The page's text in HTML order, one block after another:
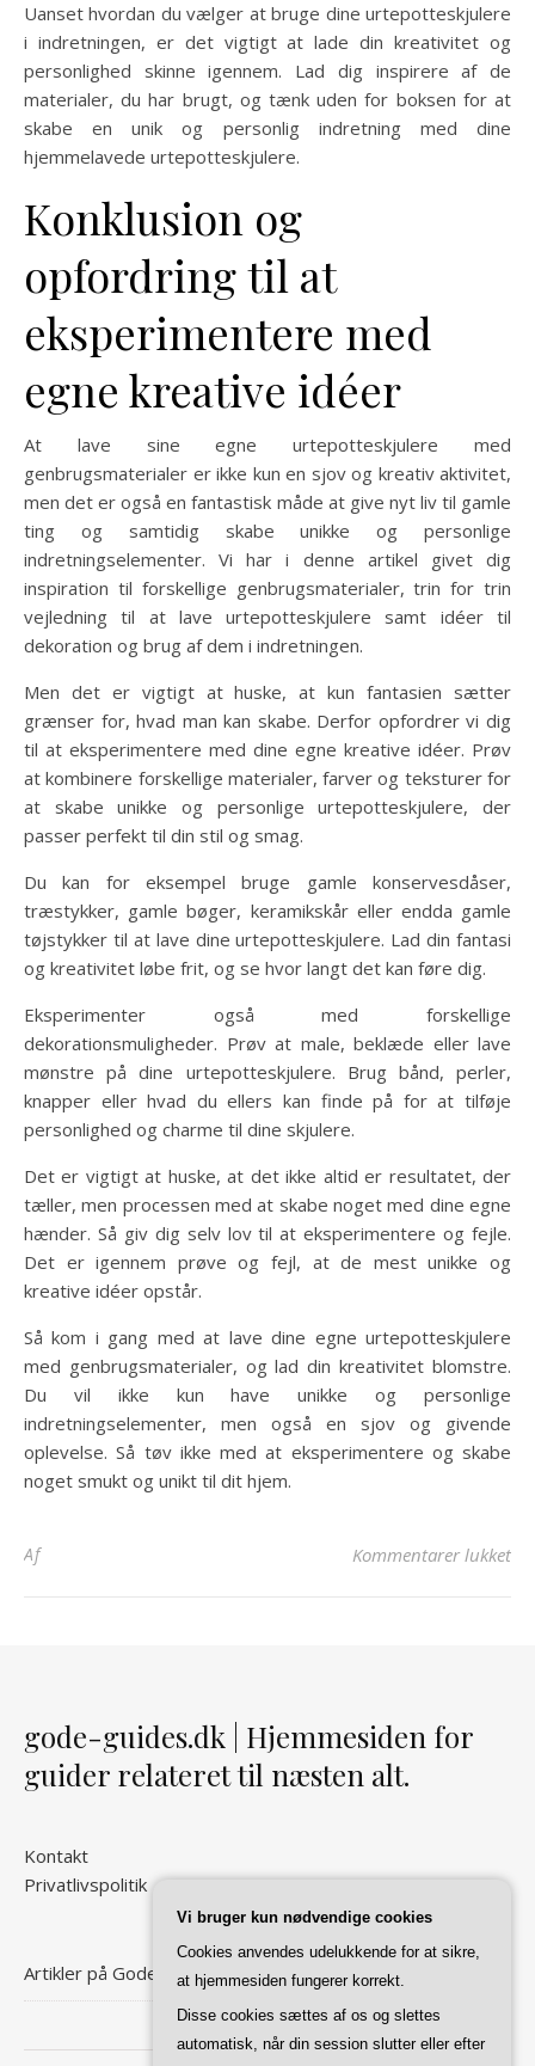
Uanset hvordan du vælger at bruge dine urtepotteskjulere
i indretningen, er det vigtigt at lade din kreativitet og
personlighed skinne igennem. Lad dig inspirere af de
materialer, du har brugt, og tænk uden for boksen for at
skabe en unik og personlig indretning med dine
hjemmelavede urtepotteskjulere.
Konklusion og
opfordring til at
eksperimentere med
egne kreative idéer
At lave sine egne urtepotteskjulere med
genbrugsmaterialer er ikke kun en sjov og kreativ aktivitet,
men det er også en fantastisk måde at give nyt liv til gamle
ting og samtidig skabe unikke og personlige
indretningselementer. Vi har i denne artikel givet dig
inspiration til forskellige genbrugsmaterialer, trin for trin
vejledning til at lave urtepotteskjulere samt idéer til
dekoration og brug af dem i indretningen.
Men det er vigtigt at huske, at kun fantasien sætter
grænser for, hvad man kan skabe. Derfor opfordrer vi dig
til at eksperimentere med dine egne kreative idéer. Prøv
at kombinere forskellige materialer, farver og teksturer for
at skabe unikke og personlige urtepotteskjulere, der
passer perfekt til din stil og smag.
Du kan for eksempel bruge gamle konservesdåser,
træstykker, gamle bøger, keramikskår eller endda gamle
tøjstykker til at lave dine urtepotteskjulere. Lad din fantasi
og kreativitet løbe frit, og se hvor langt det kan føre dig.
Eksperimenter også med forskellige
dekorationsmuligheder. Prøv at male, beklæde eller lave
mønstre på dine urtepotteskjulere. Brug bånd, perler,
knapper eller hvad du ellers kan finde på for at tilføje
personlighed og charme til dine skjulere.
Det er vigtigt at huske, at det ikke altid er resultatet, der
tæller, men processen med at skabe noget med dine egne
hænder. Så giv dig selv lov til at eksperimentere og fejle.
Det er igennem prøve og fejl, at de mest unikke og
kreative idéer opstår.
Så kom i gang med at lave dine egne urtepotteskjulere
med genbrugsmaterialer, og lad din kreativitet blomstre.
Du vil ikke kun have unikke og personlige
indretningselementer, men også en sjov og givende
oplevelse. Så tøv ikke med at eksperimentere og skabe
noget smukt og unikt til dit hjem.
Af Kommentarer lukkettil
gode-guides.dk | Hjemmesiden for
guider relateret til næsten alt.
Kontakt
Privatlivspolitik
Artikler på Gode Guides
Vi bruger kun nødvendige cookies
Cookies anvendes udelukkende for at sikre,
at hjemmesiden fungerer korrekt.
Disse cookies sættes af os og slettes
automatisk, når din session slutter eller efter